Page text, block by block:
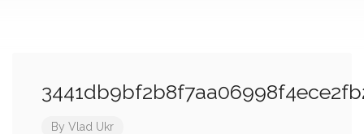
By Vlad Ukr